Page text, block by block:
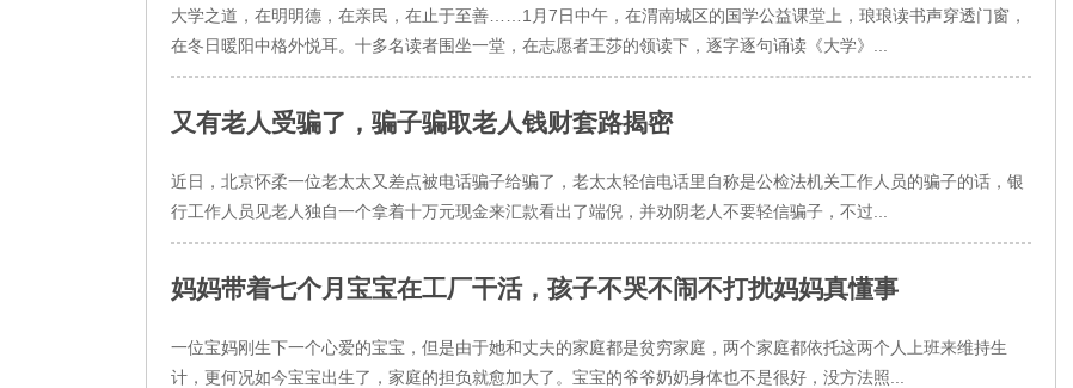
大学之道，在明明德，在亲民，在止于至善……1月7日中午，在渭南城区的国学公益课堂上，琅琅读书声穿透门窗，
在冬日暖阳中格外悦耳。十多名读者围坐一堂，在志愿者王莎的领读下，逐字逐句诵读《大学》...
又有老人受骗了，骗子骗取老人钱财套路揭密
近日，北京怀柔一位老太太又差点被电话骗子给骗了，老太太轻信电话里自称是公检法机关工作人员的骗子的话，银
行工作人员见老人独自一个拿着十万元现金来汇款看出了端倪，并劝阴老人不要轻信骗子，不过...
妈妈带着七个月宝宝在工厂干活，孩子不哭不闹不打扰妈妈真懂事
一位宝妈刚生下一个心爱的宝宝，但是由于她和丈夫的家庭都是贫穷家庭，两个家庭都依托这两个人上班来维持生
计，更何况如今宝宝出生了，家庭的担负就愈加大了。宝宝的爷爷奶奶身体也不是很好，没方法照...